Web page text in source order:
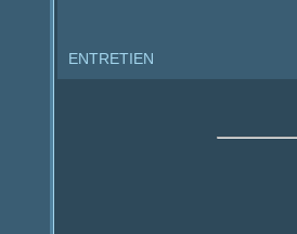
ENTRETIEN